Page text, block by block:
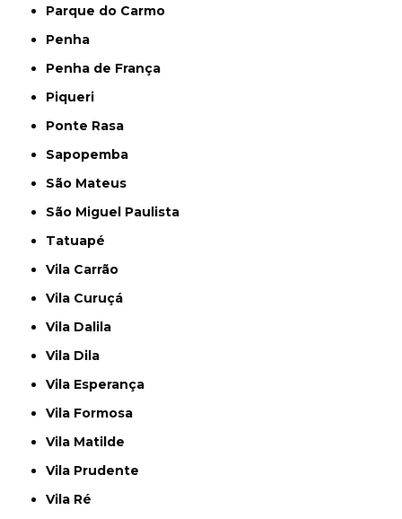
Parque do Carmo
Penha
Penha de França
Piqueri
Ponte Rasa
Sapopemba
São Mateus
São Miguel Paulista
Tatuapé
Vila Carrão
Vila Curuçá
Vila Dalila
Vila Dila
Vila Esperança
Vila Formosa
Vila Matilde
Vila Prudente
Vila Ré